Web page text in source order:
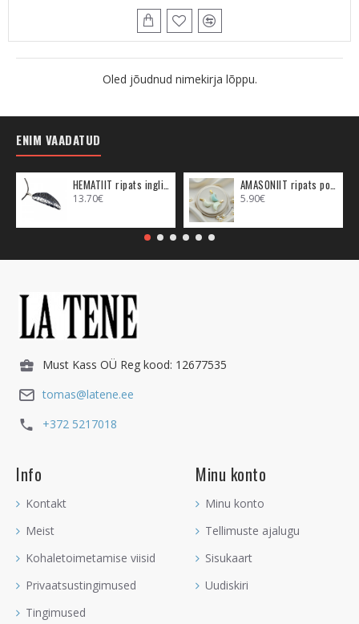
Oled jõudnud nimekirja lõppu.
ENIM VAADATUD
13.70€ 5.90€
Must Kass OÜ Reg kood: 12677535
tomas@latene.ee
+372 5217018
Info
Kontakt
Meist
Kohaletoimetamise viisid
Privaatsustingimused
Tingimused
Minu konto
Minu konto
Tellimuste ajalugu
Sisukaart
Uudiskiri